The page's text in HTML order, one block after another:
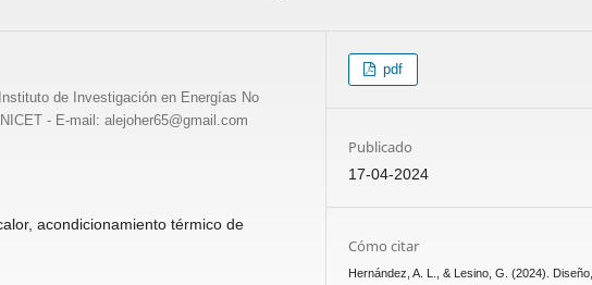
de Investigación en Energías No
- E-mail: alejoher65@gmail.com
acondicionamiento térmico de
pdf
Publicado
17-04-2024
Cómo citar
Hernández, A. L., & Lesino, G. (2024). Diseño,